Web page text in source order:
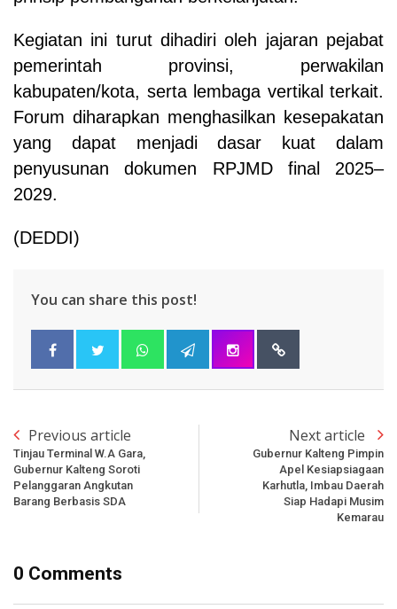
Kegiatan ini turut dihadiri oleh jajaran pejabat
pemerintah provinsi, perwakilan
kabupaten/kota, serta lembaga vertikal terkait.
Forum diharapkan menghasilkan kesepakatan
yang dapat menjadi dasar kuat dalam
penyusunan dokumen RPJMD final 2025–
2029.
(DEDDI)
You can share this post!
Previous article
Tinjau Terminal W.A Gara,
Gubernur Kalteng Soroti
Pelanggaran Angkutan
Barang Berbasis SDA
Next article
Gubernur Kalteng Pimpin
Apel Kesiapsiagaan
Karhutla, Imbau Daerah
Siap Hadapi Musim
Kemarau
0 Comments